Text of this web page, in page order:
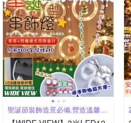
聖誕節裝飾造景必備,營造溫馨歡
樂氣氛